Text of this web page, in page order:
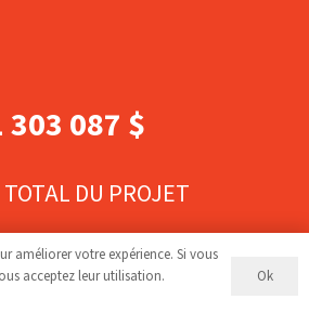
303 087 $
DU PROJET
améliorer votre expérience. Si vous
acceptez leur utilisation.
Ok